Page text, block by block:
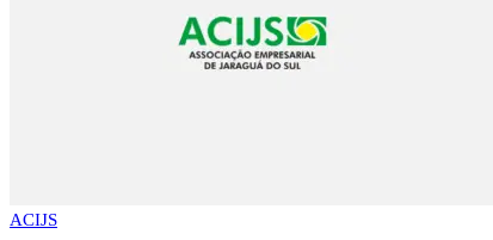
ACIJS